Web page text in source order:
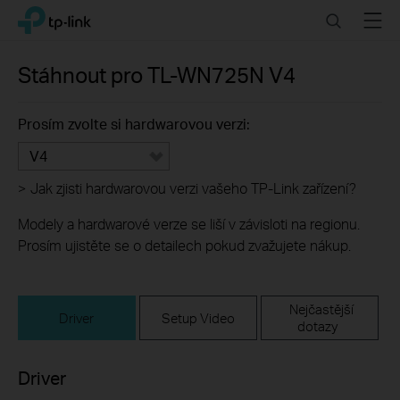
Click
navigation
TP-Link, Reliably Smart SearchMenu
Stáhnout proTL-WN725N V4
Prosím zvolte si hardwarovou verzi:
V4
> Jak zjisti hardwarovou verzi vašeho TP-Link zařízení?
Modely a hardwarové verze se liší v závisloti na regionu.
Prosím ujistěte se o detailech pokud zvažujete nákup.
Driver Setup Video
Nejčastější
dotazy
Driver